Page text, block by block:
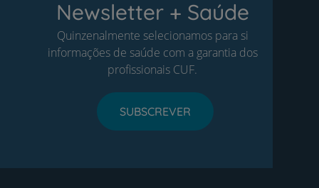
Newsletter + Saúde
Quinzenalmente selecionamos para si
informações de saúde com a garantia dos
profissionais CUF.
SUBSCREVER